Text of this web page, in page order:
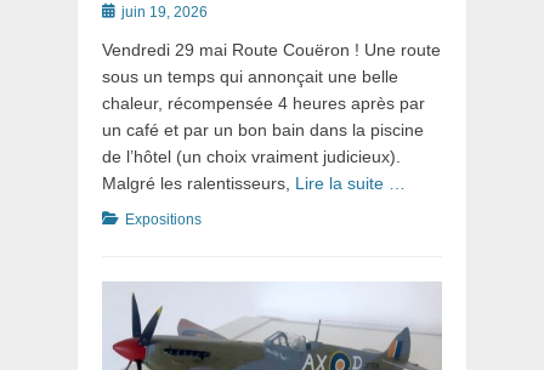
Postéjuin 19, 2026
Vendredi 29 mai Route Couëron ! Une route
sous un temps qui annonçait une belle
chaleur, récompensée 4 heures après par
un café et par un bon bain dans la piscine
de l’hôtel (un choix vraiment judicieux).
Malgré les ralentisseurs, Lire la suite …
Catégories
Expositions